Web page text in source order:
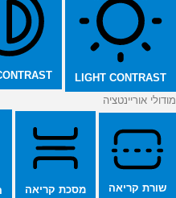
LIGHT CONTRAST
מודולי אוריינטציה
שורת קריאה מסכת קריאה